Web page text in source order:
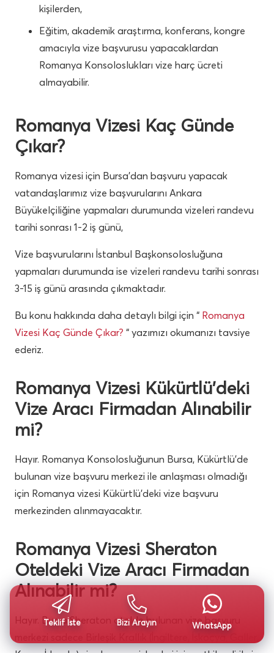
kişilerden,
Eğitim, akademik araştırma, konferans, kongre
amacıyla vize başvurusu yapacaklardan
Romanya Konsoloslukları vize harç ücreti
almayabilir.
Romanya Vizesi Kaç Günde
Çıkar?
Romanya vizesi için Bursa’dan başvuru yapacak
vatandaşlarımız vize başvurularını Ankara
Büyükelçiliğine yapmaları durumunda vizeleri randevu
tarihi sonrası 1-2 iş günü,
Vize başvurularını İstanbul Başkonsolosluğuna
yapmaları durumunda ise vizeleri randevu tarihi sonrası
3-15 iş günü arasında çıkmaktadır.
Bu konu hakkında daha detaylı bilgi için “ Romanya
Vizesi Kaç Günde Çıkar? “ yazımızı okumanızı tavsiye
ederiz.
Romanya Vizesi Kükürtlü’deki
Vize Aracı Firmadan Alınabilir
mi?
Hayır. Romanya Konsolosluğunun Bursa, Kükürtlü’de
bulunan vize başvuru merkezi ile anlaşması olmadığı
için Romanya vizesi Kükürtlü’deki vize başvuru
merkezinden alınmayacaktır.
Romanya Vizesi Sheraton
Oteldeki Vize Aracı Firmadan
Alınabilir mi?
Hayır. Bursa Sheraton otelde bulunan vize başvuru
Teklif İste Bizi Arayın WhatsApp